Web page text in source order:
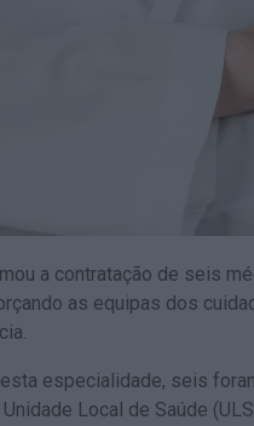
a contratação de seis
as equipas dos
especialidade, seis
Local de Saúde